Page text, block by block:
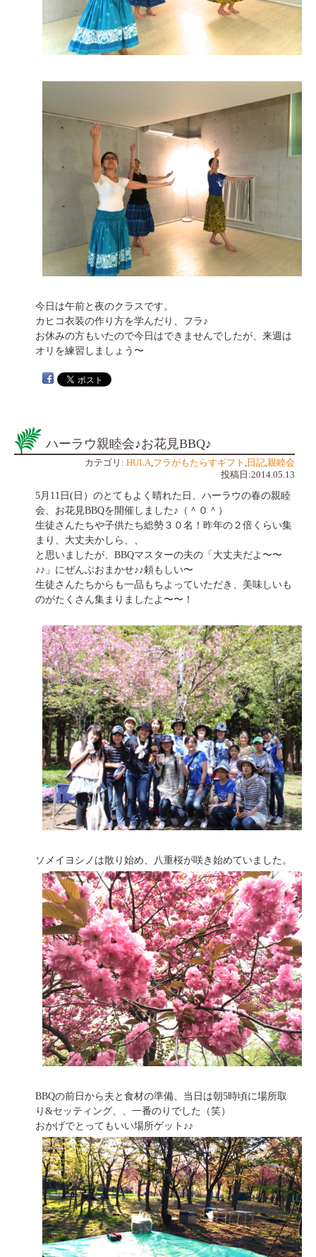
今日は午前と夜のクラスです。
カヒコ衣装の作り方を学んだり、フラ♪
お休みの方もいたので今日はできませんでしたが、来週は
オリを練習しましょう〜
ハーラウ親睦会♪お花見BBQ♪
カテゴリ: HULA,フラがもたらすギフト , 日記,親睦会
投稿日:2014.05.13
5月11日(日）のとてもよく晴れた日、ハーラウの春の親睦
会、お花見BBQを開催しました♪（＾０＾）
生徒さんたちや子供たち総勢３０名！昨年の２倍くらい集
まり、大丈夫かしら、、
と思いましたが、BBQマスターの夫の「大丈夫だよ〜〜
♪♪」にぜんぶおまかせ♪♪頼もしい〜
生徒さんたちからも一品もちよっていただき、美味しいも
のがたくさん集まりましたよ〜〜！
ソメイヨシノは散り始め、八重桜が咲き始めていました。
BBQの前日から夫と食材の準備、当日は朝5時頃に場所取
り&セッティング、、一番のりでした（笑）
おかげでとってもいい場所ゲット♪♪